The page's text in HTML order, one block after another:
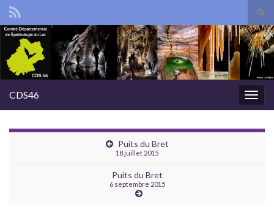
Search for:
CDS46
Puits du Bret
18 juillet 2015
Puits du Bret
6 septembre 2015